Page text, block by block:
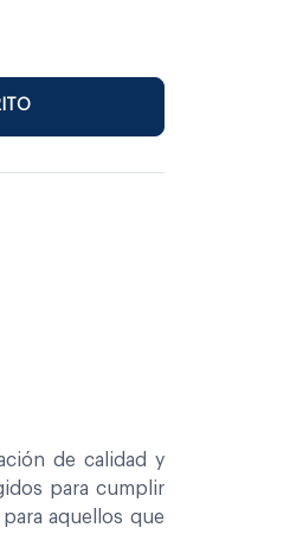
de calidad y
para cumplir
aquellos que